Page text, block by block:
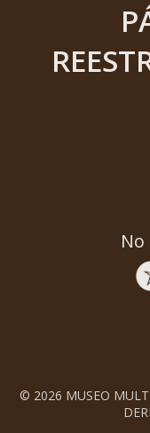
© 2026 MUSEO